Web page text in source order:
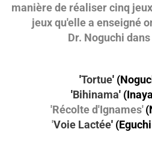
manière de réaliser cinq
jeux qu'elle a enseigné
Dr. Noguchi
'Tortue'
'Bihinama'
'Récolte d'Ignames'
'Voie Lactée'